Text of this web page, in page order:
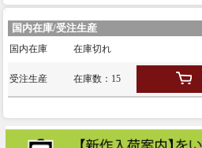
国内在庫/受注生産
国内在庫 在庫切れ
受注生産 在庫数：15